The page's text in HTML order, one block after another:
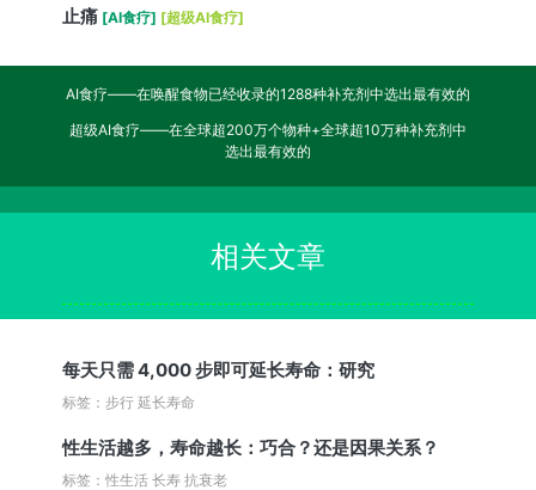
止痛 [AI食疗] [超级AI食疗]
AI食疗——在唤醒食物已经收录的1288种补充剂中选出最有效的
超级AI食疗——在全球超200万个物种+全球超10万种补充剂中
选出最有效的
相关文章
每天只需 4,000 步即可延长寿命：研究
标签：步行 延长寿命
性生活越多，寿命越长：巧合？还是因果关系？
标签：性生活 长寿 抗衰老